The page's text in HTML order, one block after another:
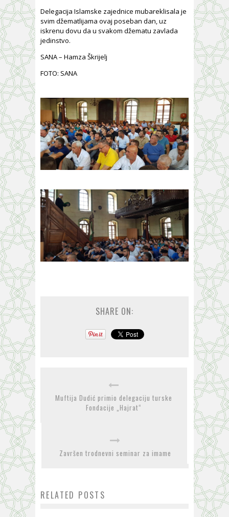
Delegacija Islamske zajednice mubareklisala je
svim džematlijama ovaj poseban dan, uz
iskrenu dovu da u svakom džematu zavlada
jedinstvo.
SANA – Hamza Škrijelj
FOTO: SANA
SHARE ON:
Muftija Dudić primio delegaciju turske
Fondacije „Hajrat“
Završen trodnevni seminar za imame
RELATED POSTS